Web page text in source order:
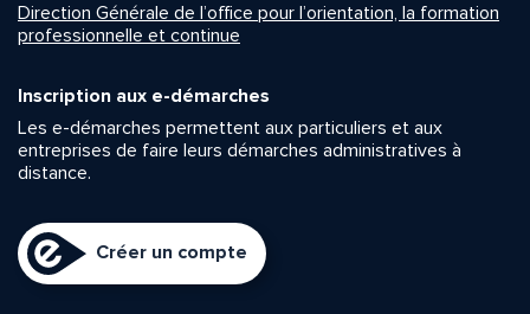
Direction Générale de l’office pour l’orientation, la formation
professionnelle et continue
Inscription aux e-démarches
Les e-démarches permettent aux particuliers et aux
entreprises de faire leurs démarches administratives à
distance.
Créer un compte